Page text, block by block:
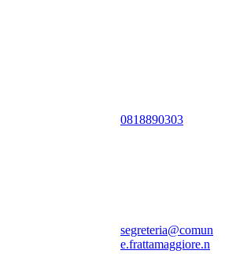
0818890303
segreteria@comun
e.frattamaggiore.n